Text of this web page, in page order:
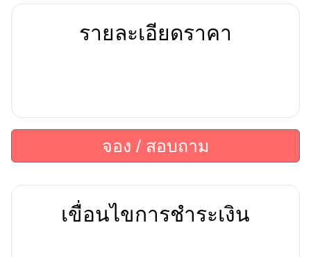
รายละเอียดราคา
จอง / สอบถาม
เขื่อนไขการชำระเงิน